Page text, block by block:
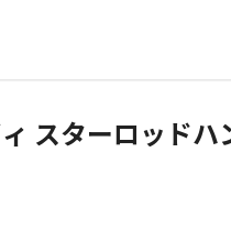
スターロッド